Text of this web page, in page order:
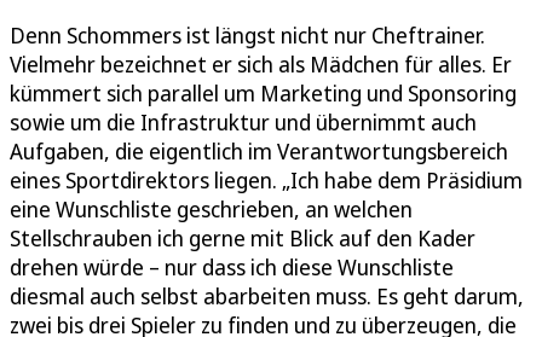
Denn Schommers ist längst nicht nur Cheftrainer.
Vielmehr bezeichnet er sich als Mädchen für alles. Er
kümmert sich parallel um Marketing und Sponsoring
sowie um die Infrastruktur und übernimmt auch
Aufgaben, die eigentlich im Verantwortungsbereich
eines Sportdirektors liegen. „Ich habe dem Präsidium
eine Wunschliste geschrieben, an welchen
Stellschrauben ich gerne mit Blick auf den Kader
drehen würde – nur dass ich diese Wunschliste
diesmal auch selbst abarbeiten muss. Es geht darum,
zwei bis drei Spieler zu finden und zu überzeugen, die